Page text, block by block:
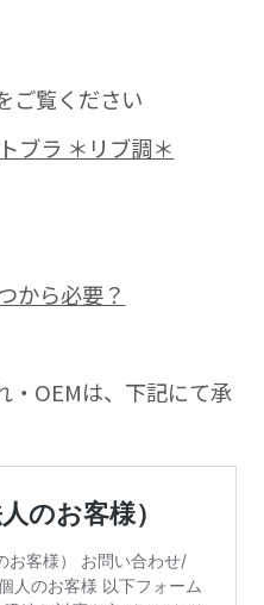
ご覧ください
ブラ ＊リブ調＊
から必要？
OEMは、下記にて承